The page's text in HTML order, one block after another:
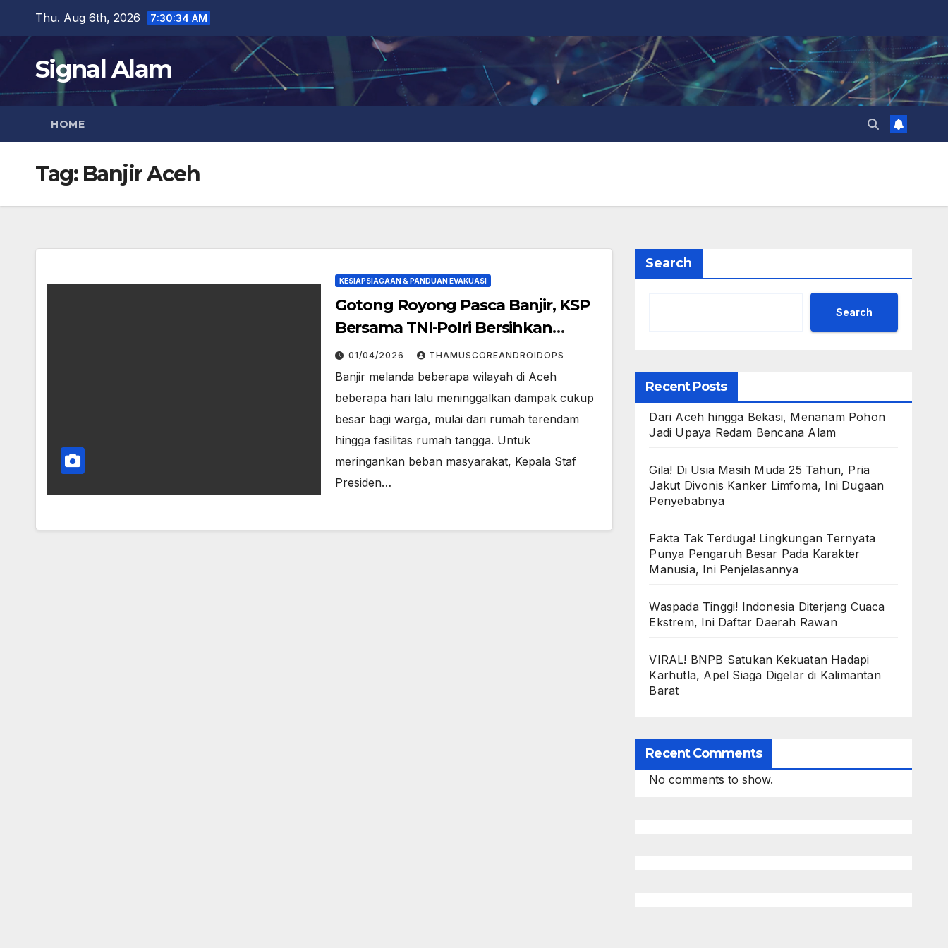
content
Thu. Aug 6th, 2026 7:30:34 AM
Signal Alam
HOME
Tag: Banjir Aceh
KESIAPSIAGAAN & PANDUAN EVAKUASI
Gotong Royong Pasca Banjir, KSP
Bersama TNI-Polri Bersihkan
Rumah Warga Aceh
01/04/2026 THAMUSCOREANDROIDOPS
Banjir melanda beberapa wilayah di Aceh
beberapa hari lalu meninggalkan dampak cukup
besar bagi warga, mulai dari rumah terendam
hingga fasilitas rumah tangga. Untuk
meringankan beban masyarakat, Kepala Staf
Presiden…
Search
Search
Recent Posts
Dari Aceh hingga Bekasi, Menanam Pohon
Jadi Upaya Redam Bencana Alam
Gila! Di Usia Masih Muda 25 Tahun, Pria
Jakut Divonis Kanker Limfoma, Ini Dugaan
Penyebabnya
Fakta Tak Terduga! Lingkungan Ternyata
Punya Pengaruh Besar Pada Karakter
Manusia, Ini Penjelasannya
Waspada Tinggi! Indonesia Diterjang Cuaca
Ekstrem, Ini Daftar Daerah Rawan
VIRAL! BNPB Satukan Kekuatan Hadapi
Karhutla, Apel Siaga Digelar di Kalimantan
Barat
Recent Comments
No comments to show.